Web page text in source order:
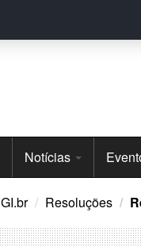
Notícias
Resoluções